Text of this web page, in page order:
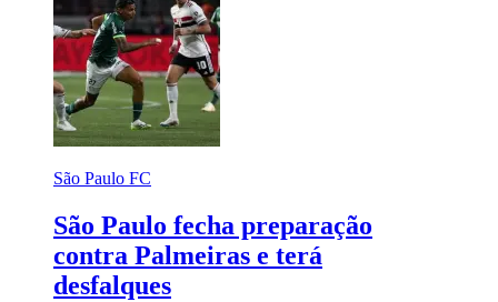
São Paulo FC
São Paulo fecha preparação
contra Palmeiras e terá
desfalques